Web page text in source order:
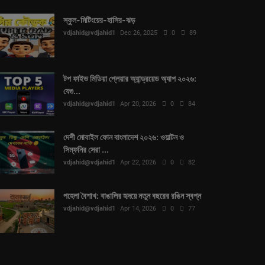
স্কুল-মিটিংয়ের-হাসির-ঝড়
vdjahid@vdjahid1 Dec 26, 2025 0 89
টপ ফাইভ মিডিয়া প্লেয়ার অ্যান্ড্রয়েড অ্যাপ ২০২৬:
যেগু...
vdjahid@vdjahid1 Apr 20, 2026 0 84
দেশী মোবাইল ফোন বাংলাদেশ ২০২৬: ওয়াল্টন ও
সিম্ফনির সেরা ...
vdjahid@vdjahid1 Apr 22, 2026 0 82
পহেলা বৈশাখ: বাঙালির হৃদয়ে নতুন বছরের রঙিন স্বপ্ন
vdjahid@vdjahid1 Apr 14, 2026 0 77